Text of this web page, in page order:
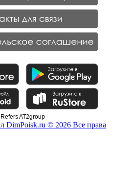
Refers AT2group
DimPoisk.ru © 2026 Все права